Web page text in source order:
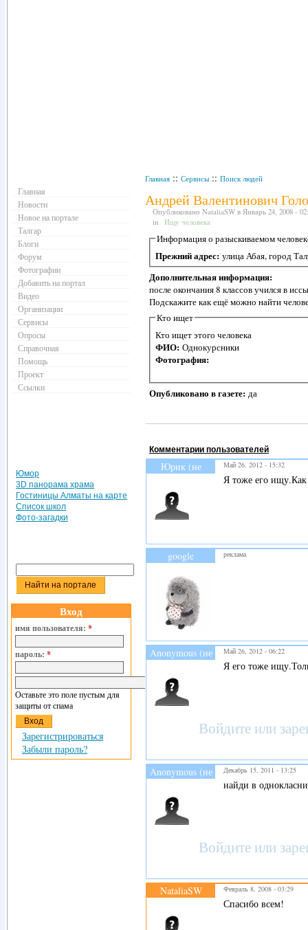
Главная :: Сервисы :: Поиск людей
Андрей Валентинович
Опубликовано NataliaSW в Январь 24, 2008 -
in
Ищу человека
Информация о разыскиваемом
Прежний адрес: улица Абая, город
Дополнительная информация:
после окончания 8 классов учился в
Подскажите как ещё можно найти
Кто ищет
Кто ищет этого человека
ФИО: Однокурсники
Фотография:
Опубликовано в газете: да
Комментарии пользователей
Юрик (не
Май 26, 2012 - 15:32
Я тоже его ищу.Как
google реклама
Anonymous (не
Май 26, 2012 - 06:22
Я его тоже
Войдите или
Anonymous (не
Декабрь 15, 2011 - 13:25
найди в
Войдите или
NataliaSW Февраль 8, 2008 - 03:29
Спасибо всем!
Главная
Новости
Новое на портале
Талгар
Блоги
Форум
Фотографии
Добавить на портал
Видео
Организации
Сервисы
Опросы
Справочная
Помощь
Проект
Ссылки
Юмор
3D панорама храма
Гостиницы Алматы на карте
Список школ
Фото-загадки
Вход
имя пользователя: *
пароль: *
Оставьте это поле пустым для
защиты от спама
Зарегистрироваться
Забыли пароль?